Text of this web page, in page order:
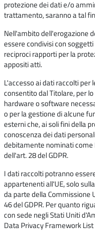
protezione dei dati e/o
trattamento, saranno a tal
Nell'ambito dell'erogazione
essere condivisi con
reciproci rapporti per la
appositi atti.
L'accesso ai dati raccolti per
consentito dal Titolare, per
hardware o software
o per la gestione di alcune
esterni che, ai soli fini della
conoscenza dei dati
debitamente nominati
dell'art. 28 del GDPR.
I dati raccolti potranno
appartenenti all'UE, solo
da parte della Commissione
46 del GDPR. Per quanto
con sede negli Stati Uniti
Data Privacy Framework List